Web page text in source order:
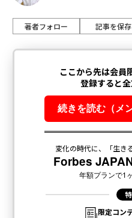
著者フォロー 記事を保存